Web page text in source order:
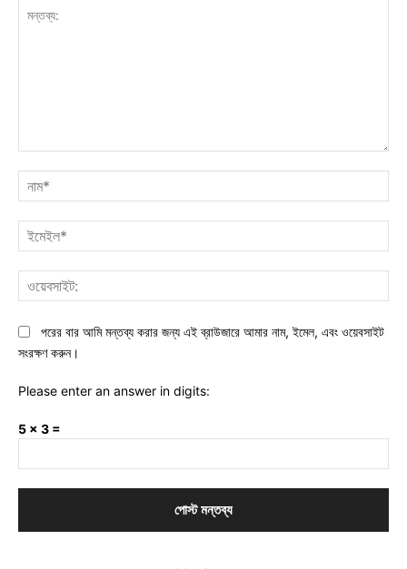
পরের বার আমি মন্তব্য করার জন্য এই ব্রাউজারে আমার নাম, ইমেল, এবং ওয়েবসাইট
সংরক্ষণ করুন।
Please enter an answer in digits:
5 × 3 =